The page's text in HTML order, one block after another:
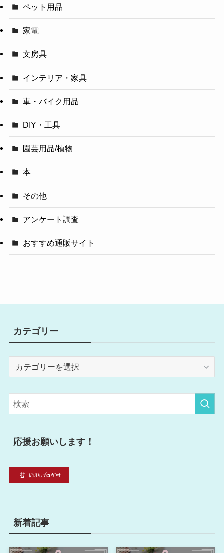
ペット用品
家電
文房具
インテリア・家具
車・バイク用品
DIY・工具
園芸用品/植物
本
その他
アンケート調査
おすすめ通販サイト
カテゴリー
リ
ー
応援お願いします！
新着記事